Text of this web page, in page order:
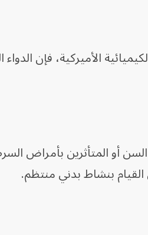
الأميركية، فإن
أو المتأثرين بأمراض
القيام بنشاط بدني منتظم.